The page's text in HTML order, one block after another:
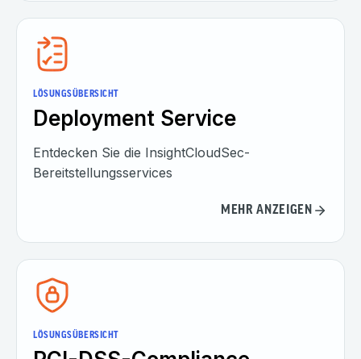
LÖSUNGSÜBERSICHT
Deployment Service
Entdecken Sie die InsightCloudSec-
Bereitstellungsservices
MEHR ANZEIGEN
LÖSUNGSÜBERSICHT